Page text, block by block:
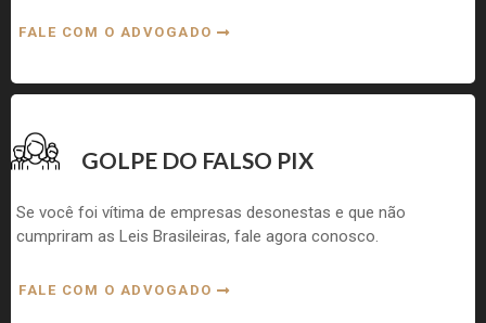
FALE COM O ADVOGADO
GOLPE DO FALSO PIX
Se você foi vítima de empresas desonestas e que não
cumpriram as Leis Brasileiras, fale agora conosco.
FALE COM O ADVOGADO